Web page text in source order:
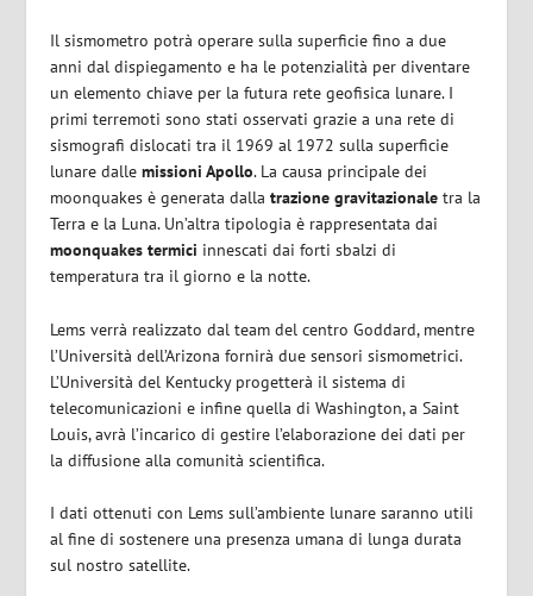
Il sismometro potrà operare sulla superficie fino a due
anni dal dispiegamento e ha le potenzialità per diventare
un elemento chiave per la futura rete geofisica lunare. I
primi terremoti sono stati osservati grazie a una rete di
sismografi dislocati tra il 1969 al 1972 sulla superficie
lunare dallemissioni Apollo. La causa principale dei
moonquakes è generata dallatrazione gravitazionale tra la
Terra e la Luna. Un’altra tipologia è rappresentata dai
moonquakes termici innescati dai forti sbalzi di
temperatura tra il giorno e la notte.
Lems verrà realizzato dal team del centro Goddard, mentre
l’Università dell’Arizona fornirà due sensori sismometrici.
L’Università del Kentucky progetterà il sistema di
telecomunicazioni e infine quella di Washington, a Saint
Louis, avrà l’incarico di gestire l’elaborazione dei dati per
la diffusione alla comunità scientifica.
I dati ottenuti con Lems sull’ambiente lunare saranno utili
al fine di sostenere una presenza umana di lunga durata
sul nostro satellite.